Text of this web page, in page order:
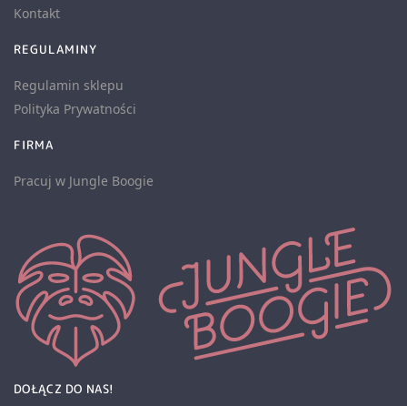
Kontakt
REGULAMINY
Regulamin sklepu
Polityka Prywatności
FIRMA
Pracuj w Jungle Boogie
DOŁĄCZ DO NAS!